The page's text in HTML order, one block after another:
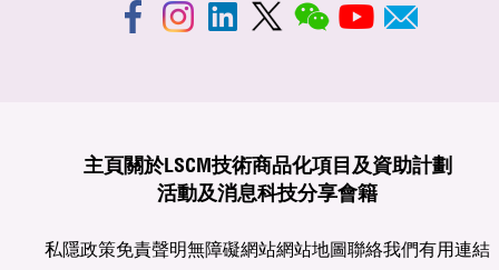
主頁 關於LSCM技術商品化項目及資助計劃
活動及消息科技分享會籍
私隱政策免責聲明無障礙網站網站地圖聯絡我們有用連結